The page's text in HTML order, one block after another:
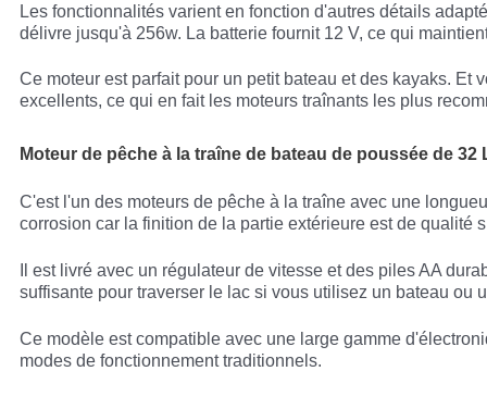
Les fonctionnalités varient en fonction d'autres détails
délivre jusqu'à 256w. La batterie fournit 12 V, ce qui
Ce moteur est parfait pour un petit bateau et des kayaks.
excellents, ce qui en fait les moteurs traînants les plus
Moteur de pêche à la traîne de bateau de poussée de 32
C'est l'un des moteurs de pêche à la traîne avec une
corrosion car la finition de la partie extérieure est de qualité
Il est livré avec un régulateur de vitesse et des piles AA
suffisante pour traverser le lac si vous utilisez un bateau ou
Ce modèle est compatible avec une large gamme
modes de fonctionnement traditionnels.